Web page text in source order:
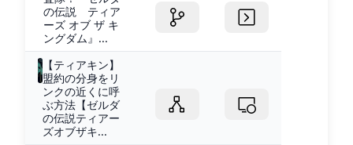
の伝説 ティア
ーズ オブ ザ キ
ングダム』...
【ティアキン】
盟約の分身をリ
ンクの近くに呼
ぶ方法【ゼルダ
の伝説ティアー
ズオブザキ...